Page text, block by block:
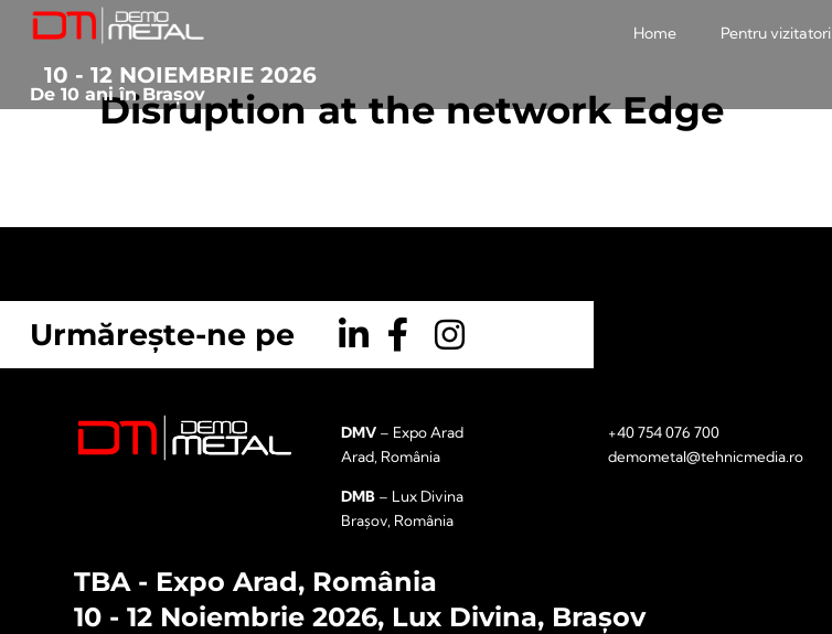
10 - 12 NOIEMBRIE 2026
De 10 ani în Brașov
Home Pentru vizitatori
Disruption at the network Edge
Urmărește-ne pe
DMV – Expo Arad
Arad, România
DMB – Lux Divina
Brașov, România
+40 754 076 700
demometal@tehnicmedia.ro
TBA - Expo Arad, România
10 - 12 Noiembrie 2026, Lux Divina, Brașov